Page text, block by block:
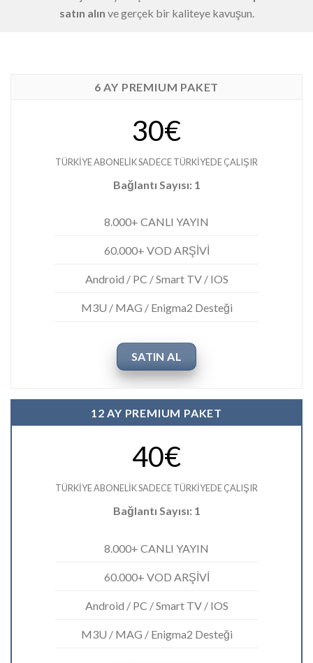
satın alın ve gerçek bir kaliteye kavuşun.
6 AY PREMIUM PAKET
30€
TÜRKİYE ABONELİK SADECE TÜRKİYEDE ÇALIŞIR
Bağlantı Sayısı: 1
8.000+ CANLI YAYIN
60.000+ VOD ARŞİVİ
Android / PC / Smart TV / IOS
M3U / MAG / Enigma2 Desteği
SATIN AL
12 AY PREMIUM PAKET
40€
TÜRKİYE ABONELİK SADECE TÜRKİYEDE ÇALIŞIR
Bağlantı Sayısı: 1
8.000+ CANLI YAYIN
60.000+ VOD ARŞİVİ
Android / PC / Smart TV / IOS
M3U / MAG / Enigma2 Desteği